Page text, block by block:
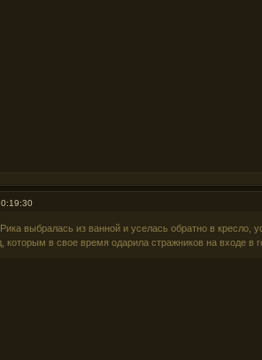
выбралась из ванной и уселась обратно в кресло,
которым в свое время одарила стражников на входе в